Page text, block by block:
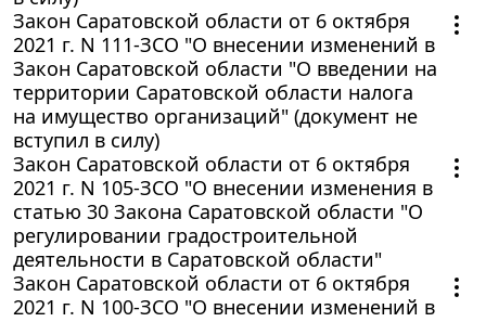
Закон Саратовской области от 6 октября
2021 г. N 111-ЗСО "О внесении изменений в
Закон Саратовской области "О введении на
территории Саратовской области налога
на имущество организаций" (документ не
вступил в силу)
Закон Саратовской области от 6 октября
2021 г. N 105-ЗСО "О внесении изменения в
статью 30 Закона Саратовской области "О
регулировании градостроительной
деятельности в Саратовской области"
Закон Саратовской области от 6 октября
2021 г. N 100-ЗСО "О внесении изменений в